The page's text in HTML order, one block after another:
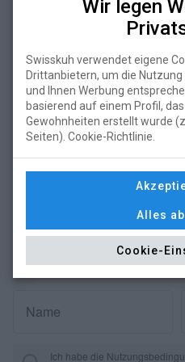
Über uns
Wie kann man bieten?
Wie verkaufen?
Das Konzept
Gebühren
News
Holen Sie sich die
Name
Ich habe die
Wir legen
Swisskuh verwendet eigene
Drittanbietern, um die
und Ihnen Werbung
basierend auf einem Profil,
Gewohnheiten erstellt wurde
Seiten). Cookie-Richtlinie.
Alles
Cookie-